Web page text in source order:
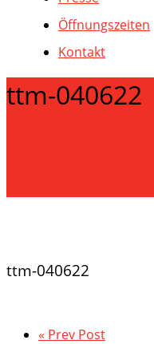
Öffnungszeiten
Kontakt
ttm-040622
ttm-040622
« Prev Post